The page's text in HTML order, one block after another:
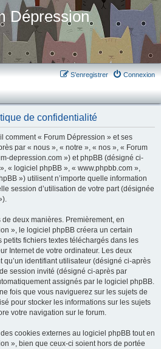
Dépression
Connexion
S’enregistrer
de confidentialité
comment « Forum Dépression » et ses
par « nous », « notre », « nos », « Forum
depression.com ») et phpBB (désigné ci-
« logiciel phpBB », « www.phpbb.com »,
») utilisent n’importe quelle information
session d’utilisation de votre part (désignée
deux manières. Premièrement, en
», le logiciel phpBB créera un certain
fichiers textes téléchargés dans les
Internet de votre ordinateur. Les deux
identifiant utilisateur (désigné ci-après
session invité (désigné ci-après par
assignés par le logiciel phpBB.
fois que vous naviguerez sur les sujets de
pour stocker les informations sur les sujets
votre navigation sur le forum.
cookies externes au logiciel phpBB tout en
», bien que ceux-ci soient hors de portée